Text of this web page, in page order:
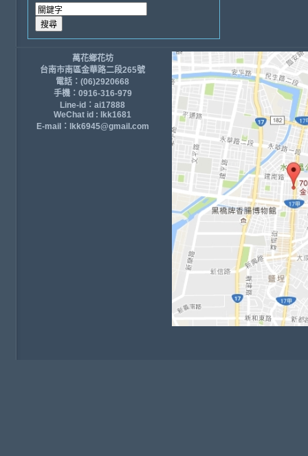
萬花鄉花坊
台南市南區金華路二段265號
電話：(06)2920668
手機：0916-316-979
Line-id：ai17888
WeChat id : lkk1681
E-mail：lkk6945@gmail.com